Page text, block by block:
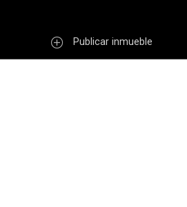
Usuario
Publicar inmueble